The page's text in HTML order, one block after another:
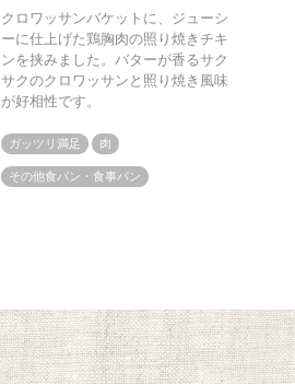
クロワッサンバケットに、ジューシ
ーに仕上げた鶏胸肉の照り焼きチキ
ンを挟みました。バターが香るサク
サクのクロワッサンと照り焼き風味
が好相性です。
ガッツリ満足 肉
その他食パン・食事パン